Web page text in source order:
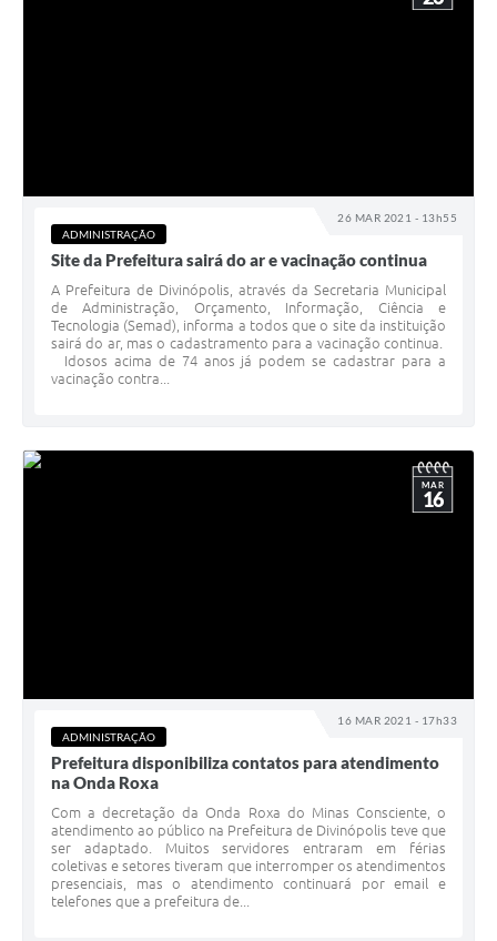
26 MAR 2021 - 13h55
ADMINISTRAÇÃO
Site da Prefeitura sairá do ar e vacinação continua
A Prefeitura de Divinópolis, através da Secretaria Municipal
de Administração, Orçamento, Informação, Ciência e
Tecnologia (Semad), informa a todos que o site da instituição
sairá do ar, mas o cadastramento para a vacinação continua.
Idosos acima de 74 anos já podem se cadastrar para a
vacinação contra...
16 MAR 2021 - 17h33
MAR
16
ADMINISTRAÇÃO
Prefeitura disponibiliza contatos para atendimento
na Onda Roxa
Com a decretação da Onda Roxa do Minas Consciente, o
atendimento ao público na Prefeitura de Divinópolis teve que
ser adaptado. Muitos servidores entraram em férias
coletivas e setores tiveram que interromper os atendimentos
presenciais, mas o atendimento continuará por email e
telefones que a prefeitura de...